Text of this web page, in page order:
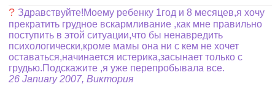
? Здравствуйте!Моему ребенку 1год и 8 месяцев,я хочу
прекратить грудное вскармливание ,как мне правильно
поступить в этой ситуации,что бы ненавредить
психологически,кроме мамы она ни с кем не хочет
оставаться,начинается истерика,засынает только с
грудью.Подскажите ,я уже перепробывала все.
26 January 2007, Виктория